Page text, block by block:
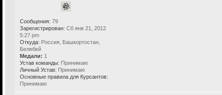
Сообщения: 79
Зарегистрирован: Сб янв 21, 2012
5:27 pm
Откуда: Россия, Башкортостан,
Белебей
Медали: 1
Устав команды: Принимаю
Личный Устав: Принимаю
Основные правила для Курсантов:
Принимаю